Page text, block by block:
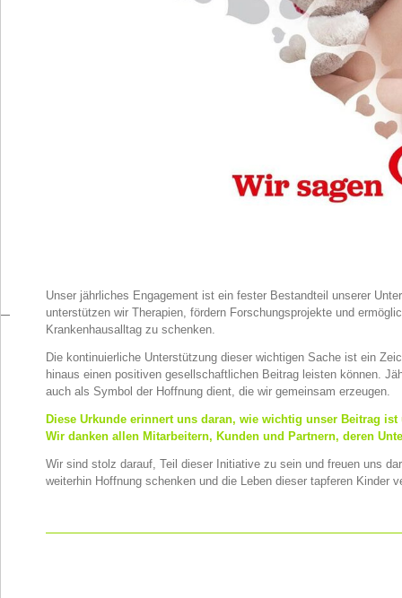
Unser jährliches Engagement ist ein fester Bestandteil unserer
unterstützen wir Therapien, fördern Forschungsprojekte und
Krankenhausalltag zu schenken.
Die kontinuierliche Unterstützung dieser wichtigen Sache ist ein
hinaus einen positiven gesellschaftlichen Beitrag leisten können.
auch als Symbol der Hoffnung dient, die wir gemeinsam erzeugen.
Diese Urkunde erinnert uns daran, wie wichtig unser Beitrag
Wir danken allen Mitarbeitern, Kunden und Partnern, deren
Wir sind stolz darauf, Teil dieser Initiative zu sein und freuen uns
weiterhin Hoffnung schenken und die Leben dieser tapferen Kinder